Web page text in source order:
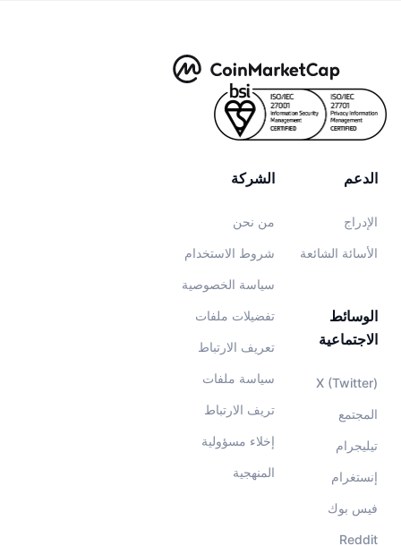
الشركة
من نحن
شروط الاستخدام
سياسة الخصوصية
تفضيلات ملفات
تعريف الارتباط
سياسة ملفات
تريف الارتباط
إخلاء مسؤولية
المنهجية
الدعم
الإدراج
الأسائة الشائعة
الوسائط
الاجتماعية
X (Twitter)
المجتمع
تيليجرام
إنستغرام
فيس بوك
Reddit